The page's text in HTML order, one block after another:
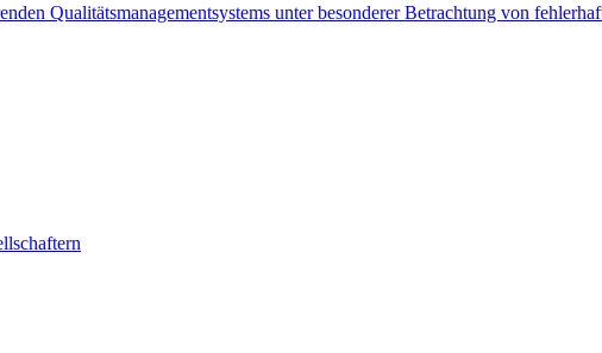
Qualitätsmanagementsystems unter besonderer Betrachtung von